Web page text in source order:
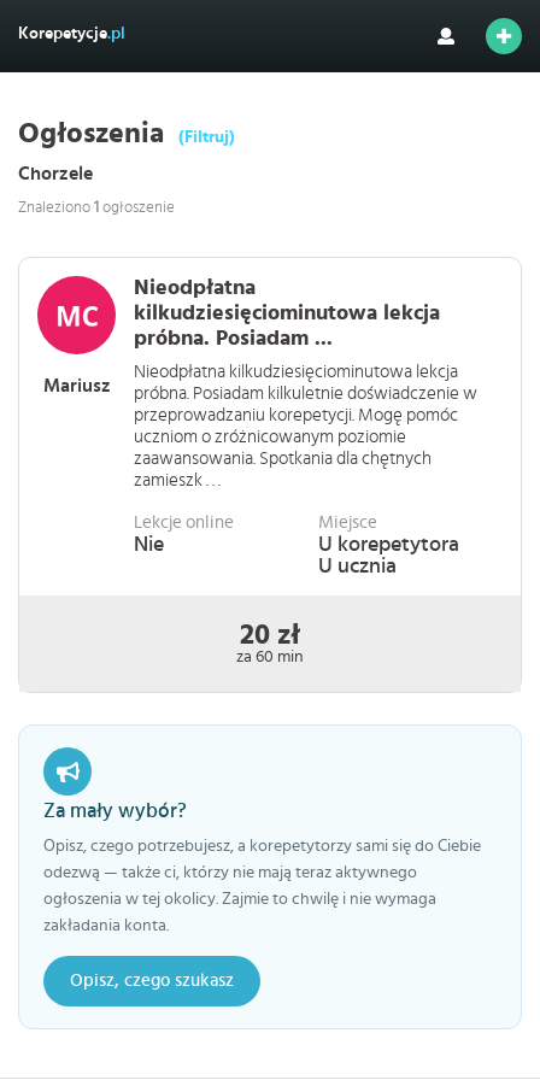
Korepetycje.pl
Ogłoszenia (Filtruj)
Chorzele
Znaleziono 1 ogłoszenie
Mariusz
Nieodpłatna
kilkudziesięciominutowa lekcja
próbna. Posiadam ...
Nieodpłatna kilkudziesięciominutowa lekcja
próbna. Posiadam kilkuletnie doświadczenie w
przeprowadzaniu korepetycji. Mogę pomóc
uczniom o zróżnicowanym poziomie
zaawansowania. Spotkania dla chętnych
zamieszk . . .
Lekcje online
Nie
Miejsce
U korepetytora
U ucznia
20 zł
za 60 min
Za mały wybór?
Opisz, czego potrzebujesz, a korepetytorzy sami się do Ciebie
odezwą — także ci, którzy nie mają teraz aktywnego
ogłoszenia w tej okolicy. Zajmie to chwilę i nie wymaga
zakładania konta.
Opisz, czego szukasz